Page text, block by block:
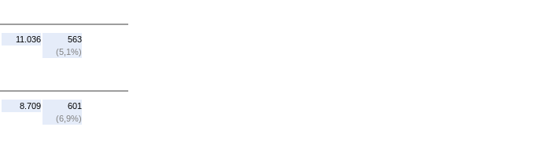
11.036
563
(5,1%)
8.709
601
(6,9%)